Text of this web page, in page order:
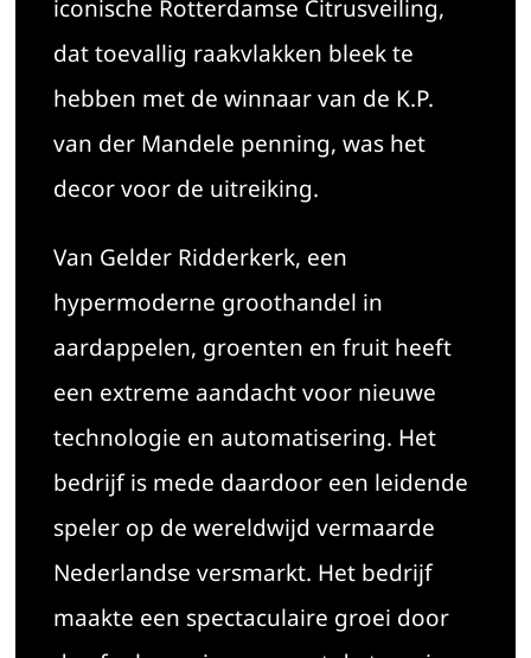
iconische Rotterdamse Citrusveiling,
dat toevallig raakvlakken bleek te
hebben met de winnaar van de K.P.
van der Mandele penning, was het
decor voor de uitreiking.
Van Gelder Ridderkerk, een
hypermoderne groothandel in
aardappelen, groenten en fruit heeft
een extreme aandacht voor nieuwe
technologie en automatisering. Het
bedrijf is mede daardoor een leidende
speler op de wereldwijd vermaarde
Nederlandse versmarkt. Het bedrijf
maakte een spectaculaire groei door